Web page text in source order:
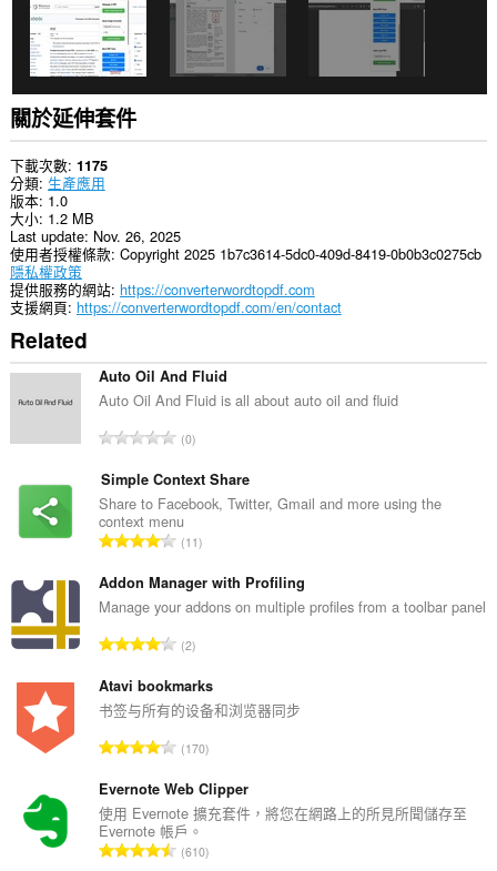
關於延伸套件
下載次數 1175
分類 生產應用
版本 1.0
大小 1.2 MB
Last update Nov. 26, 2025
使用者授權條款 Copyright 2025 1b7c3614-5dc0-409d-8419-0b0b3c0275cb
隱私權政策
提供服務的網站 https://converterwordtopdf.com
支援網頁 https://converterwordtopdf.com/en/contact
Related
Auto Oil And Fluid
Auto Oil And Fluid is all about auto oil and fluid
評
的
總
次
數
0
Simple Context Share
Share to Facebook, Twitter, Gmail and more using the
context menu
評
的
總
數
11
Addon Manager with Profiling
Manage your addons on multiple profiles from a toolbar panel
評
的
總
數
2
Atavi bookmarks
书签与所有的设备和浏览器同步
評
的
總
次
數
170
Evernote Web Clipper
使用 Evernote 擴充套件，將您在網路上的所見所聞儲存至
Evernote 帳戶。
評610